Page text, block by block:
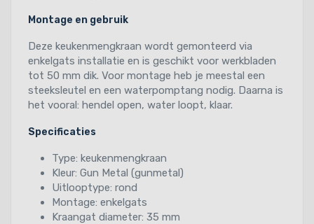
Montage en gebruik
Deze keukenmengkraan wordt gemonteerd via
enkelgats installatie en is geschikt voor werkbladen
tot 50 mm dik. Voor montage heb je meestal een
steeksleutel en een waterpomptang nodig. Daarna is
het vooral: hendel open, water loopt, klaar.
Specificaties
Type: keukenmengkraan
Kleur: Gun Metal (gunmetal)
Uitlooptype: rond
Montage: enkelgats
Kraangat diameter: 35 mm